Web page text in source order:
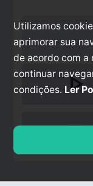
play_arrow
stop
Utilizamos
aprimorar sua
de acordo com a
continuar
condições. Ler